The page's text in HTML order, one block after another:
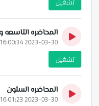
المحاضره
2023-03-30 16:00:34
تشغيل
المحاضره الستون
2023-03-30 16:01:23